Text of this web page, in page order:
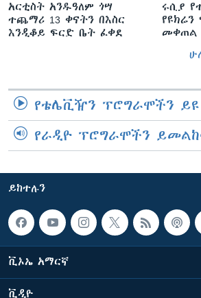
አርቲስት አንዱዓለም ጎሣ
ተጨማሪ 13 ቀናትን በእስር
እንዲቆይ ፍርድ ቤት ፈቀደ
ሩሲያ
የዩክሬን
መቀጠል
የቴሌቪዥን ፕሮግራሞችን ይዩ
የራዲዮ ፕሮግራሞችን
ይከተሉን
ቪኦኤ አማርኛ
ቪዲዮ